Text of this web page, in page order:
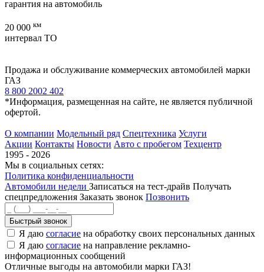
гарантия на автомобиль
20 000 км
интервал ТО
Продажа и обслуживание коммерческих автомобилей марки
ГАЗ
8 800 2002 402
*Информация, размещенная на сайте, не является публичной
офертой.
О компании Модельный ряд Спецтехника Услуги
Акции Контакты Новости Авто с пробегом Техцентр
1995 - 2026
Мы в социальных сетях:
Политика конфиденциальности
Автомобили недели Записаться на тест-драйв Получать
спецпредложения Заказать звонок Позвонить
Быстрый звонок
Я даю согласие на обработку своих персональных данных
Я даю согласие на направление рекламно-
информационных сообщений
Отличные выгоды на автомобили марки ГАЗ!